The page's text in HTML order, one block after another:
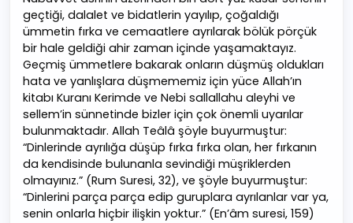
geçtiği, dalalet ve bidatlerin yayılıp, çoğaldığı
ümmetin fırka ve cemaatlere ayrılarak bölük pörçük
bir hale geldiği ahir zaman içinde yaşamaktayız.
Geçmiş ümmetlere bakarak onların düşmüş oldukları
hata ve yanlışlara düşmememiz için yüce Allah’ın
kitabı Kuranı Kerimde ve Nebi sallallahu aleyhi ve
sellem’in sünnetinde bizler için çok önemli uyarılar
bulunmaktadır. Allah Teâlâ şöyle buyurmuştur:
“Dinlerinde ayrılığa düşüp fırka fırka olan, her fırkanın
da kendisinde bulunanla sevindiği müşriklerden
olmayınız.” (Rum Suresi, 32), ve şöyle buyurmuştur:
“Dinlerini parça parça edip guruplara ayrılanlar var ya,
senin onlarla hiçbir ilişkin yoktur.” (En’âm suresi, 159)